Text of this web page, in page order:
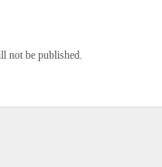
not be published.